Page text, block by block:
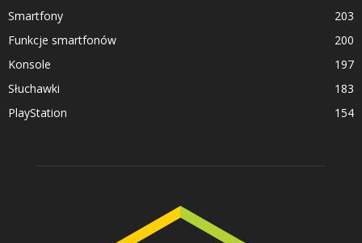
Smartfony
203
Funkcje smartfonów
200
Konsole
197
Słuchawki
183
PlayStation
154